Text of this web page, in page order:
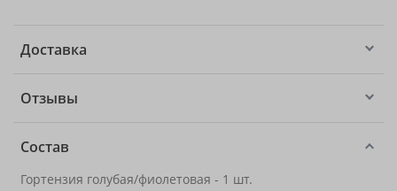
Доставка
Отзывы
Состав
Гортензия голубая/фиолетовая - 1 шт.